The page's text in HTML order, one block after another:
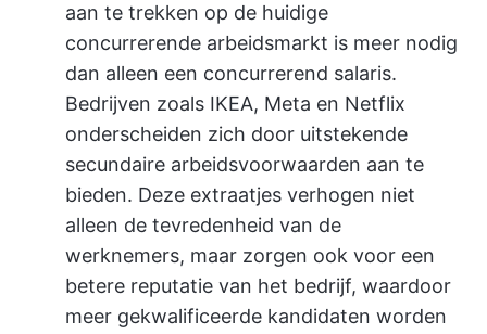
aan te trekken op de huidige
concurrerende arbeidsmarkt is meer nodig
dan alleen een concurrerend salaris.
Bedrijven zoals IKEA, Meta en Netflix
onderscheiden zich door uitstekende
secundaire arbeidsvoorwaarden aan te
bieden. Deze extraatjes verhogen niet
alleen de tevredenheid van de
werknemers, maar zorgen ook voor een
betere reputatie van het bedrijf, waardoor
meer gekwalificeerde kandidaten worden